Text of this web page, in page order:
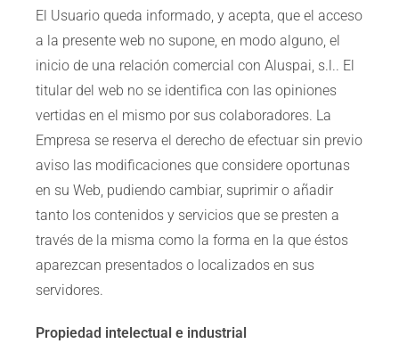
El Usuario queda informado, y acepta, que el acceso
a la presente web no supone, en modo alguno, el
inicio de una relación comercial con Aluspai, s.l.. El
titular del web no se identifica con las opiniones
vertidas en el mismo por sus colaboradores. La
Empresa se reserva el derecho de efectuar sin previo
aviso las modificaciones que considere oportunas
en su Web, pudiendo cambiar, suprimir o añadir
tanto los contenidos y servicios que se presten a
través de la misma como la forma en la que éstos
aparezcan presentados o localizados en sus
servidores.
Propiedad intelectual e industrial